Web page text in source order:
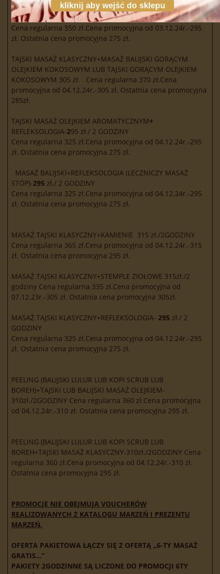
PAKIETY 2-GODZINNE:MASAŻ TAJSKI KLASYCZNY+MASAŻ
BALIJSKI-295 zł/2 GODZINY
Cena regularna 350 zł.Cena promocyjna od 03.12.24r.-295
zł. Ostatnia cena promocyjna 275 zł.
TAJSKI MASAŻ KLASYCZNY+MASAŻ BALIJSKI GORĄCYM
OLEJKIEM KOKOSOWYM LUB TAJSKI GORĄCYM OLEJKIEM
KOKOSOWYM 305 zł. Cena regularna 370 zł.Cena
promocyjna od 04.12.24r.-305 zł. Ostatnia cena promocyjna
285zł.
TAJSKI MASAŻ OLEJKIEM AROMATYCZNYM+
REFLEKSOLOGIA-295 zł./ 2 GODZINY
Cena regularna 325 zł.Cena promocyjna od 04.12.24r.-295
zł. Ostatnia cena promocyjna 275 zł.
MASAŻ BALIJSKI+REFLEKSOLOGIA (LECZNICZY MASAŻ
STÓP)-295 zł./ 2 GODZINY
Cena regularna 325 zł.Cena promocyjna od 04.12.24r.-295
zł. Ostatnia cena promocyjna 275 zł.
MASAŻ TAJSKI KLASYCZNY+KAMIENIE 315 zł./2GODZINY
Cena regularna 365 zł.Cena promocyjna od 04.12.24r.-315
zł. Ostatnia cena promocyjna 295 zł.
MASAŻ TAJSKI KLASYCZNY+STEMPLE ZIOŁOWE 315zł./2
godziny Cena regularna 335 zł.Cena promocyjna od
07.12.23r.-305 zł. Ostatnia cena promocyjna 305zł.
MASAŻ TAJSKI KLASYCZNY+REFLEKSOLOGIA- 295 zł./ 2
GODZINY
Cena regularna 325 zł.Cena promocyjna od 04.12.24r.-295
zł. Ostatnia cena promocyjna 275 zł.
PEELING (BALIJSKI LULUR LUB KOPI SCRUB LUB
BOREH)+TAJSKI LUB BALIJSKI MASAŻ OLEJKIEM-
310zł./2GODZINY Cena regularna 360 zł.Cena promocyjna
od 04.12.24r.-310 zł. Ostatnia cena promocyjna 295 zł.
PEELING (BALIJSKI LULUR LUB KOPI SCRUB LUB
BOREH+TAJSKI MASAŻ KLASYCZNY-310zł./2GODZINY Cena
regularna 360 zł.Cena promocyjna od 04.12.24r.-310 zł.
Ostatnia cena promocyjna 295 zł.
PROMOCJE NIE OBEJMUJĄ VOUCHERÓW
REALIZOWANYCH Z KATALOGU MARZEŃ I PREZENTU
MARZEŃ.
OFERTA PAKIETOWA ŁĄCZY SIĘ Z OFERTĄ „6-TY MASAŻ
GRATIS…”
PAKIETY 2GODZINNE SĄ LICZONE DO PROMOCJI 6TY
kliknij aby wejść do sklepu